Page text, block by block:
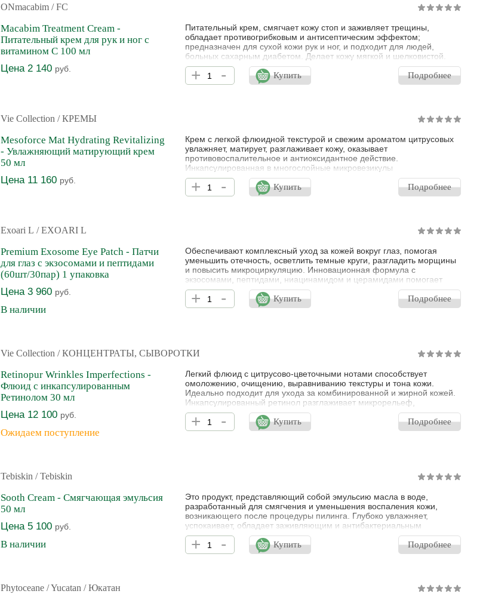
ONmacabim / FC
Macabim Treatment Cream -
Питательный крем для рук и ног с
витамином С 100 мл
Цена 2 140 руб.
Питательный крем, смягчает кожу стоп и заживляет трещины,
обладает противогрибковым и антисептическим эффектом;
предназначен для сухой кожи рук и ног, и подходит для людей,
больных сахарным диабетом. Делает кожу мягкой и шелковистой.
+ - Купить Подробнее
Vie Collection / КРЕМЫ
Mesoforce Mat Hydrating Revitalizing
- Увлажняющий матирующий крем
50 мл
Цена 11 160 руб.
Крем с легкой флюидной текстурой и свежим ароматом цитрусовых
увлажняет, матирует, разглаживает кожу, оказывает
противовоспалительное и антиоксидантное действие.
Инкапсулированная в многослойные микровезикулы
высокомолекулярная гиалуроновая кислота максимально глубоко
проникает в кожу, что способствует уплотнению кожи и заполнению
глубоких морщин. Низкомолекулярная гиалуроновая кислота
+ - Купить Подробнее
Exoari L / EXOARI L
Premium Exosome Eye Patch - Патчи
для глаз с экзосомами и пептидами
(60шт/30пар) 1 упаковка
Цена 3 960 руб.
В наличии
Обеспечивают комплексный уход за кожей вокруг глаз, помогая
уменьшить отечность, осветлить темные круги, разгладить морщины
и повысить микроциркуляцию. Инновационная формула с
экзосомами, пептидами, ниацинамидом и церамидами помогает
восстановить кожу и вернуть ей свежесть и упругость. Воздействие:
Уменьшение отечности и темных кругов. Разглаживание морщин и
повышение упругости кожи. Улучшение микроциркуляции и снятие
+ - Купить Подробнее
Vie Collection / КОНЦЕНТРАТЫ, СЫВОРОТКИ
Retinopur Wrinkles Imperfections -
Флюид с инкапсулированным
Ретинолом 30 мл
Цена 12 100 руб.
Ожидаем поступление
Легкий флюид с цитрусово-цветочными нотами способствует
омоложению, очищению, выравниванию текстуры и тона кожи.
Идеально подходит для ухода за комбинированной и жирной кожей.
Инкапсулированный ретинол разглаживает микрорельеф,
стимулирует синтез коллагена и эластина, омолаживает, борется с
морщинами, выравнивает тон кожи. Липоаминокислота
(аминокислота + глицин) уменьшает выработку кожного сала,
+ - Купить Подробнее
Tebiskin / Tebiskin
Sooth Cream - Смягчающая эмульсия
50 мл
Цена 5 100 руб.
В наличии
Это продукт, представляющий собой эмульсию масла в воде,
разработанный для смягчения и уменьшения воспаления кожи,
возникающего после процедуры пилинга. Глубоко увлажняет,
успокаивает, обладает заживляющим и антибактериальным
действием, улучшает сопротивляемость кожи, укрепляет ее структуру
на уровне клеток и эпидермиса, образует на поверхности кожи
защитную пленку, сокращая сроки восстановления в ранний
+ - Купить Подробнее
Phytoceane / Yucatan / Юкатан